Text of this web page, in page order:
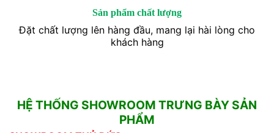
Sản phẩm chất lượng
Đặt chất lượng lên hàng đầu, mang lại hài lòng cho
khách hàng
HỆ THỐNG SHOWROOM TRƯNG BÀY SẢN
PHẨM